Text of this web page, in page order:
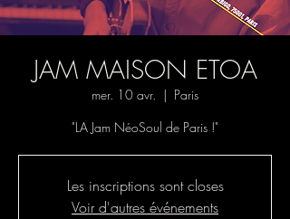
JAM MAISON ETOA
mer. 10 avr.
  |
Paris
"LA Jam NéoSoul de Paris !"
Les inscriptions sont closes
Voir d'autres événements